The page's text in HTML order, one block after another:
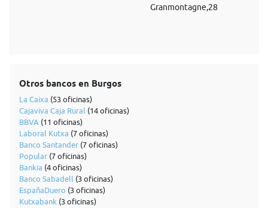
Granmontagne,28
Otros bancos en Burgos
La Caixa (53 oficinas)
Cajaviva Caja Rural (14 oficinas)
BBVA (11 oficinas)
Laboral Kutxa (7 oficinas)
Banco Santander (7 oficinas)
Popular (7 oficinas)
Bankia (4 oficinas)
Banco Sabadell (3 oficinas)
EspañaDuero (3 oficinas)
Kutxabank (3 oficinas)